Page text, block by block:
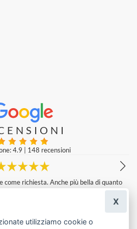
4.9 148 recensioni
rapido e veloce , bellissimi fiori e conf
utilizziamo cookie o
X